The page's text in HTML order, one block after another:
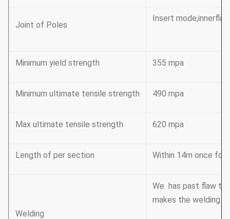
Joint of Poles
Insert
Minimum yield strength 355 mpa
Minimum ultimate tensile strength 490 mpa
Max ultimate tensile strength 620 mpa
Length of per section Within 14m once
Welding
We has past flaw
makes the welding